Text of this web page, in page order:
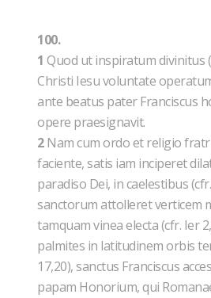
100.
1 Quod ut inspiratum divinitus
Christi Iesu voluntate
ante beatus pater Franciscus
opere praesignavit.
2Nam cum ordo et religio
faciente, satis iam inciperet
paradiso Dei, in caelestibus (cfr.
sanctorum attolleret verticem
tamquam vinea electa (cfr. Ier
palmites in latitudinem orbis
17,20), sanctus Franciscus
papam Honorium, qui